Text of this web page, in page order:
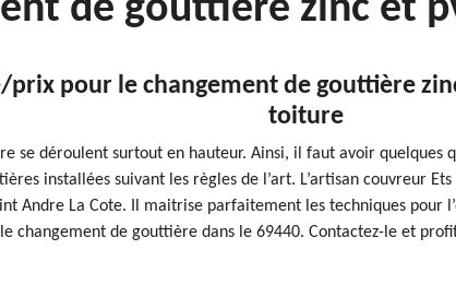
de gouttière zinc et
pour le changement de gouttière
toiture
se déroulent surtout en hauteur. Ainsi, il faut avoir
installées suivant les règles de l’art. L’artisan couvreur
Andre La Cote. Il maitrise parfaitement les techniques pour
changement de gouttière dans le 69440. Contactez-le et